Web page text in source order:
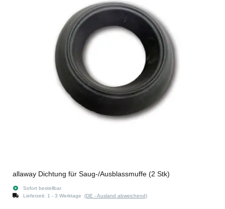
allaway Dichtung für Saug-/Ausblassmuffe (2 Stk)
Sofort bestellbar
Lieferzeit: 1 - 3 Werktage (DE - Ausland abweichend)